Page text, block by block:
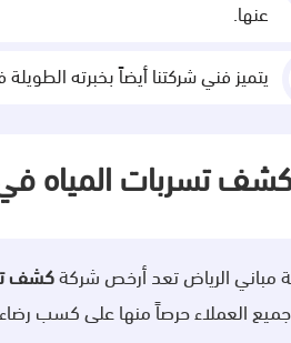
عنها.
يتميز فني شركتنا أيضاً بخبرته
تسربات المياه
الرياض تعد أرخص شركةكشف
العملاء حرصاً منها على كسب